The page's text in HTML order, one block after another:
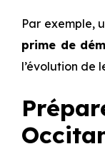
Par exemple,
prime de
l’évolution de